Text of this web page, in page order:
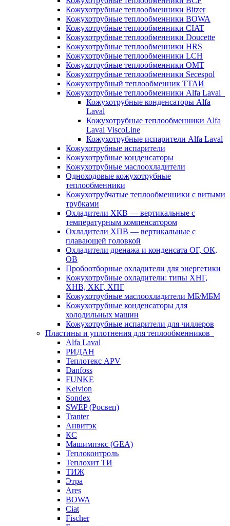
Кожухотрубные теплообменники Bitzer
Кожухотрубные теплообменники BOWA
Кожухотрубные теплообменники CIAT
Кожухотрубные теплообменники Doucette
Кожухотрубные теплообменники HRS
Кожухотрубные теплообменники LCH
Кожухотрубные теплообменники OMT
Кожухотрубные теплообменники Secespol
Кожухотрубный теплообменник ТТАИ
Кожухотрубные теплообменники Alfa Laval
Кожухотрубные конденсаторы Alfa
Laval
Кожухотрубные теплообменники Alfa
Laval ViscoLine
Кожухотрубные испарители Alfa Laval
Кожухотрубные испарители
Кожухотрубные конденсаторы
Кожухотрубные маслоохладители
Одноходовые кожухотрубные
теплообменники
Кожухотрубчатые теплообменники с витыми
трубками
Охладители ХКВ — вертикальные с
температурным компенсатором
Охладители ХПВ — вертикальные с
плавающей головкой
Охладители дренажа и конденсата ОГ, ОК,
ОВ
Пробоотборные охладители для энергетики
Кожухотрубные охладители: типы ХНГ,
ХНВ, ХКГ, ХПГ
Кожухотрубные маслоохладители МБ/МБМ
Кожухотрубные конденсаторы для
холодильных машин
Кожухотрубные испарители для чиллеров
Пластины и уплотнения для теплообменников
Alfa Laval
РИДАН
Теплотекс APV
Danfoss
FUNKE
Kelvion
Sondex
SWEP (Росвеп)
Tranter
Анвитэк
КС
Машимпэкс (GEA)
Теплоконтроль
Теплохит ТИ
ТИЖ
Этра
Ares
BOWA
Ciat
Fischer